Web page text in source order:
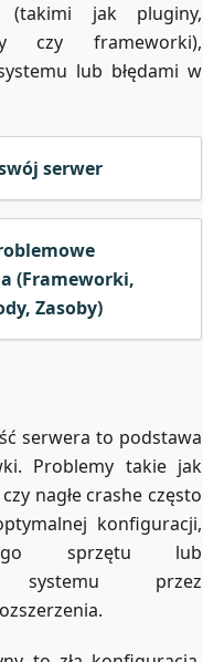
(takimi jak pluginy,
czy frameworki),
lub błędami w
serwer
(Frameworki,
Zasoby)
serwera to podstawa
Problemy takie jak
nagłe crashe często
konfiguracji,
sprzętu lub
systemu przez